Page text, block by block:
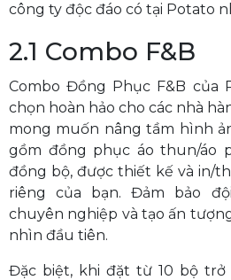
công ty độc đáo có tại Potato
2.1 Combo F&B
Combo Đồng Phục F&B của
chọn hoàn hảo cho các nhà
mong muốn nâng tầm hình
gồm đồng phục áo thun/áo
đồng bộ, được thiết kế và in/
riêng của bạn. Đảm bảo
chuyên nghiệp và tạo ấn
nhìn đầu tiên.
Đặc biệt, khi đặt từ 10 bộ trở